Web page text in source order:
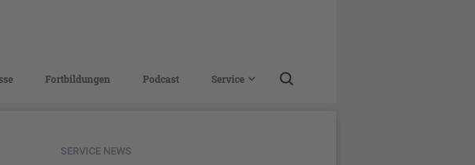
Fortbildungen Podcast Service
SERVICE NEWS